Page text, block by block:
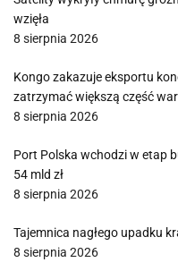
wzięła
8 sierpnia 2026
Kongo zakazuje eksportu
zatrzymać większą część
8 sierpnia 2026
Port Polska wchodzi w etap
54 mld zł
8 sierpnia 2026
Tajemnica nagłego upadku
8 sierpnia 2026